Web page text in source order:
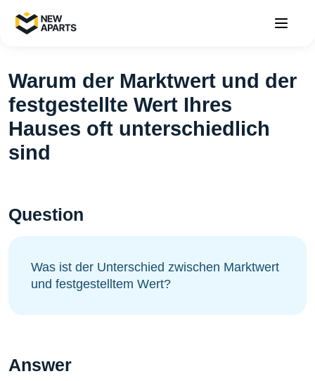
Warum der Marktwert und der
festgestellte Wert Ihres
Hauses oft unterschiedlich
sind
Question
Was ist der Unterschied zwischen Marktwert
und festgestelltem Wert?
Answer